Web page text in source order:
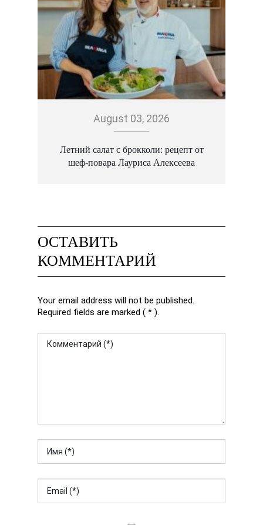
August 03, 2026
Летний салат с брокколи: рецепт от
шеф-повара Лауриса Алексеева
ОСТАВИТЬ
КОММЕНТАРИЙ
Your email address will not be published.
Required fields are marked ( * ).